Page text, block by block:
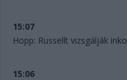
15:07
Hopp: Russellt vizsgálják
15:06